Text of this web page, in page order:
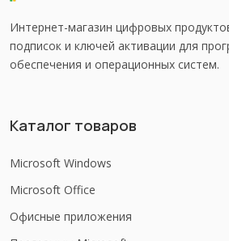
Интернет-магазин цифровых
подписок и ключей активации для
обеспечения и операционных систем.
Каталог товаров
Microsoft Windows
Microsoft Office
Офисные приложения